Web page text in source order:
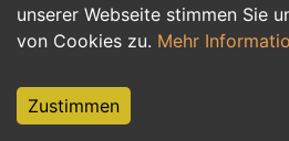
unserer Webseite stimmen Sie
von Cookies zu. Mehr
Zustimmen
Hilfskräfte, Aushilfs- und
Weiterbildung, Studium, duale